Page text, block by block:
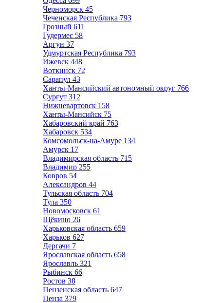
Черноморск 45
Чеченская Республика 793
Грозный 611
Гудермес 58
Аргун 37
Удмуртская Республика 793
Ижевск 448
Воткинск 72
Сарапул 43
Ханты-Мансийский автономный округ 766
Сургут 312
Нижневартовск 158
Ханты-Мансийск 75
Хабаровский край 763
Хабаровск 534
Комсомольск-на-Амуре 134
Амурск 17
Владимирская область 715
Владимир 255
Ковров 54
Александров 44
Тульская область 704
Тула 350
Новомосковск 61
Щёкино 26
Харьковская область 659
Харьков 627
Дергачи 7
Ярославская область 658
Ярославль 321
Рыбинск 66
Ростов 38
Пензенская область 647
Пенза 379